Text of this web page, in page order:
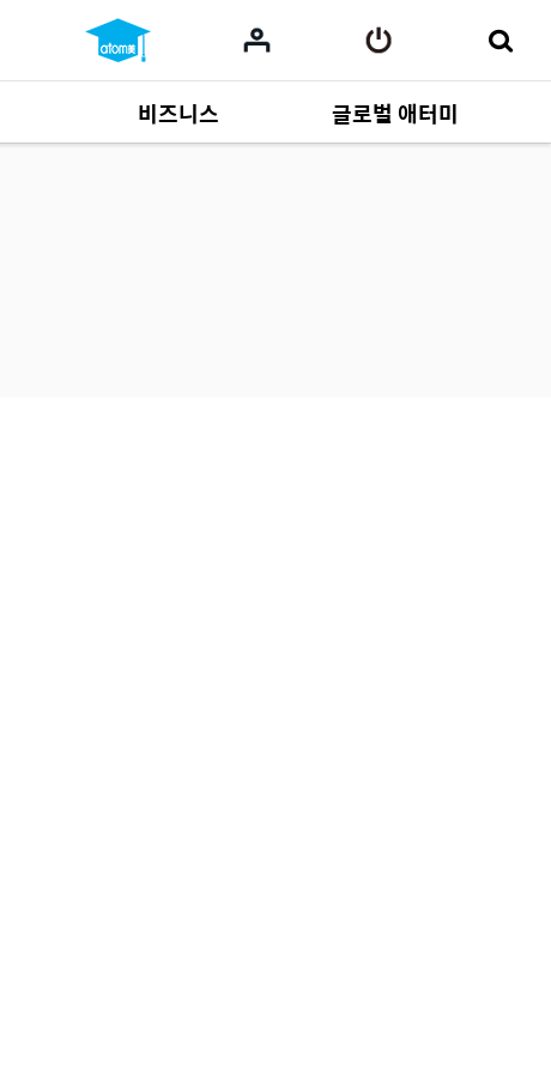
비즈니스
사업 자료165
글로벌 애터미